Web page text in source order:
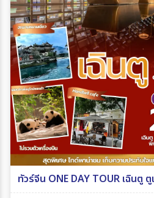
ทัวร์จีน ONE DAY TOUR เฉินตู